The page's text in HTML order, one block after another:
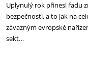
Uplynulý rok přinesl řadu
bezpečnosti, a to jak na
závazným evropské
sekt…